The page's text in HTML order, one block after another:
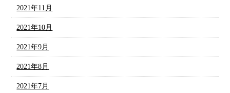
2021年11月
2021年10月
2021年9月
2021年8月
2021年7月